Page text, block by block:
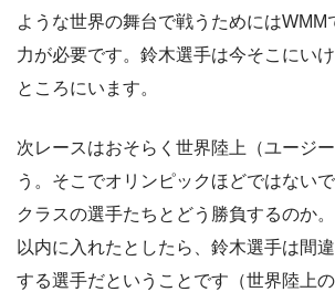
ような世界の舞台で戦うためにはWMM
力が必要です。鈴木選手は今そこにい
ところにいます。
次レースはおそらく世界陸上（ユージ
う。そこでオリンピックほどではない
クラスの選手たちとどう勝負するのか
以内に入れたとしたら、鈴木選手は間
する選手だということです（世界陸上